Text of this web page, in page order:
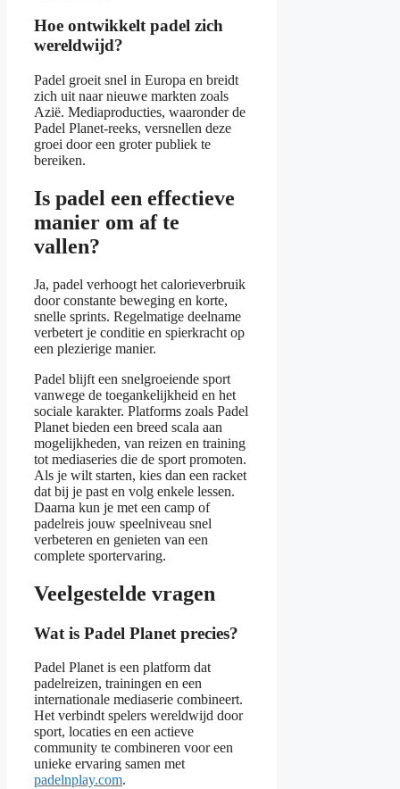
Hoe ontwikkelt padel zich
wereldwijd?
Padel groeit snel in Europa en breidt
zich uit naar nieuwe markten zoals
Azië. Mediaproducties, waaronder de
Padel Planet-reeks, versnellen deze
groei door een groter publiek te
bereiken.
Is padel een effectieve
manier om af te
vallen?
Ja, padel verhoogt het calorieverbruik
door constante beweging en korte,
snelle sprints. Regelmatige deelname
verbetert je conditie en spierkracht op
een plezierige manier.
Padel blijft een snelgroeiende sport
vanwege de toegankelijkheid en het
sociale karakter. Platforms zoals Padel
Planet bieden een breed scala aan
mogelijkheden, van reizen en training
tot mediaseries die de sport promoten.
Als je wilt starten, kies dan een racket
dat bij je past en volg enkele lessen.
Daarna kun je met een camp of
padelreis jouw speelniveau snel
verbeteren en genieten van een
complete sportervaring.
Veelgestelde vragen
Wat is Padel Planet precies?
Padel Planet is een platform dat
padelreizen, trainingen en een
internationale mediaserie combineert.
Het verbindt spelers wereldwijd door
sport, locaties en een actieve
community te combineren voor een
unieke ervaring samen met
padelnplay.com.